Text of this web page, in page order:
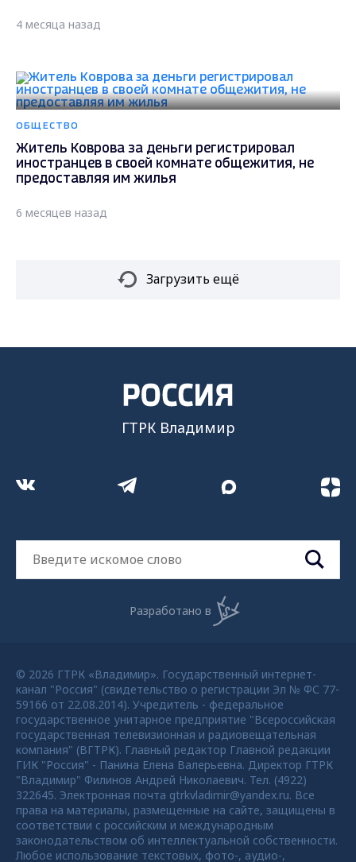
4 месяца назад
ОБЩЕСТВО
Житель Коврова за деньги регистрировал
иностранцев в своей комнате общежития, не
предоставляя им жилья
6 месяцев назад
Загрузить ещё
ГТРК Владимир
Разработано в
© 2026 ГТРК «Владимир». Государственный интернет-
канал "Россия" (свидетельство о регистрации Эл № ФС 77-
59166 от 22.08.2014). Учредитель - федеральное
государственное унитарное предприятие "Всероссийская
государственная телевизионная и радиовещательная
компания" (ВГТРК). Главный редактор Главной редакции
ГИК "Россия" - Панина Елена Валерьевна. Директор ГТРК
"Владимир" Филинов Андрей Николаевич. Тел. (4922)
322645. Электронная почта gtrkvladimir@yandex.ru. Все
права на материалы, размещенные на сайте, защищены в
соответствии с российским и международным
законодательством об интеллектуальной собственности.
Любое использование текстовых, фото-, аудио-,